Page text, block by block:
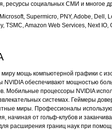
ресурсы социальных СМИ и многое
Supermicro, PNY, Adobe, Dell,
TSMC, Amazon Web Services, Next IO,
мощь компьютерной графики с
NVIDIA обеспечивают мощностью
Мобильные процессоры NVIDIA
системах. Геймеры
миры. Профессионалы
начиная от гольф-клубов и
расширения границ наук при